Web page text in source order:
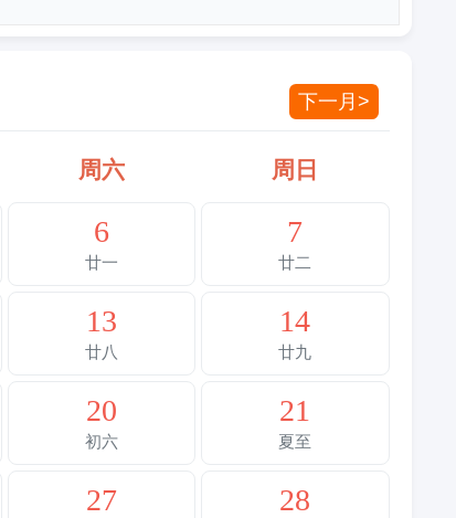
下一月>
周六 周日
6
廿一
7
廿二
13
廿八
14
廿九
20
初六
21
夏至
27 28